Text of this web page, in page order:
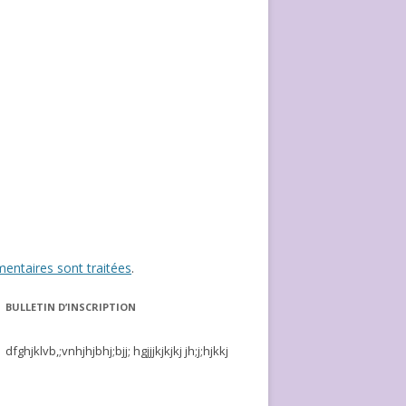
sont traitées.
BULLETIN D’INSCRIPTION
dfghjklvb,;vnhjhjbhj;bjj; hgjjjkjkjkj jh;j;hjkkj